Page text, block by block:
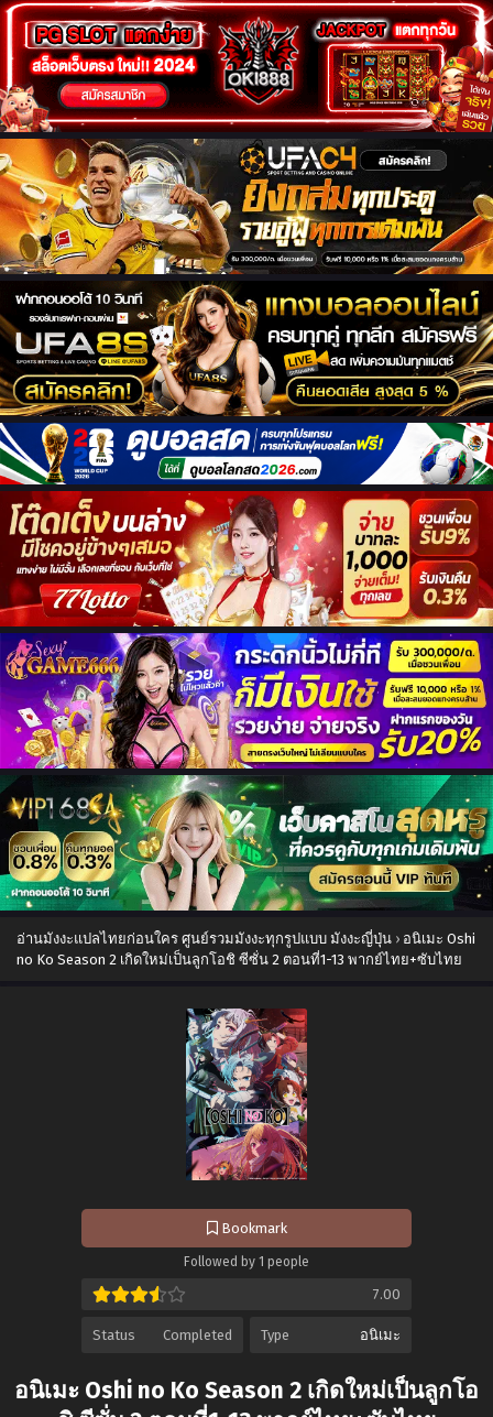
อ่านมังงะแปลไทยก่อนใคร ศูนย์รวมมังงะทุกรูปแบบ มังงะญี่ปุ่น › อนิเมะ Oshi
no Ko Season 2 เกิดใหม่เป็นลูกโอชิ ซีซั่น 2 ตอนที่1-13 พากย์ไทย+ซับไทย
Bookmark
Followed by 1 people
7.00
Status Completed Type อนิเมะ
อนิเมะ Oshi no Ko Season 2 เกิดใหม่เป็นลูกโอ